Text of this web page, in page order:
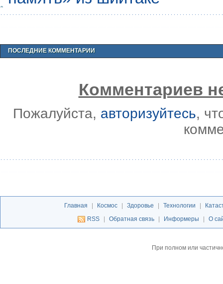
ПОСЛЕДНИЕ КОММЕНТАРИИ
Комментариев
Пожалуйста, авторизуйтесь,
Главная | Космос | Здоровье | Технологии |
RSS
| Обратная связь | Информеры | О
При полном или